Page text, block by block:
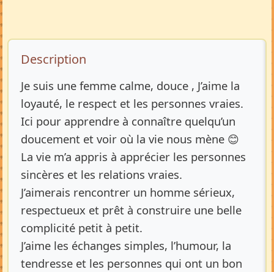
Description de l’annonce
Description
Je suis une femme calme, douce , J’aime la
loyauté, le respect et les personnes vraies.
Ici pour apprendre à connaître quelqu’un
doucement et voir où la vie nous mène 😊
La vie m’a appris à apprécier les personnes
sincères et les relations vraies.
J’aimerais rencontrer un homme sérieux,
respectueux et prêt à construire une belle
complicité petit à petit.
J’aime les échanges simples, l’humour, la
tendresse et les personnes qui ont un bon